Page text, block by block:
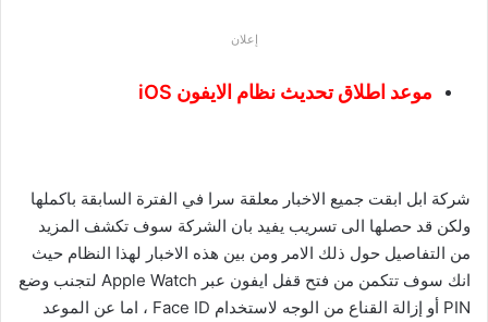
إعلان
موعد اطلاق تحديث نظام الايفون iOS
شركة ابل ابقت جميع الاخبار معلقة سرا في الفترة السابقة باكملها
ولكن قد حصلها الى تسريب يفيد بان الشركة سوف تكشف المزيد
من التفاصيل حول ذلك الامر ومن بين هذه الاخبار لهذا النظام حيث
انك سوف تتكمن من فتح قفل ايفون عبر Apple Watch لتجنب وضع
PIN أو إزالة القناع من الوجه لاستخدام Face ID ، اما عن الموعد